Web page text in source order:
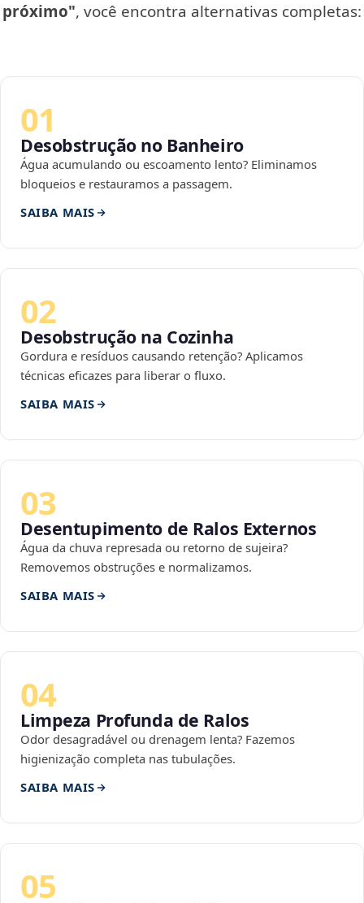
próximo", você encontra alternativas completas:
01
Desobstrução no Banheiro
Água acumulando ou escoamento lento? Eliminamos
bloqueios e restauramos a passagem.
SAIBA MAIS
02
Desobstrução na Cozinha
Gordura e resíduos causando retenção? Aplicamos
técnicas eficazes para liberar o fluxo.
SAIBA MAIS
03
Desentupimento de Ralos Externos
Água da chuva represada ou retorno de sujeira?
Removemos obstruções e normalizamos.
SAIBA MAIS
04
Limpeza Profunda de Ralos
Odor desagradável ou drenagem lenta? Fazemos
higienização completa nas tubulações.
SAIBA MAIS
05